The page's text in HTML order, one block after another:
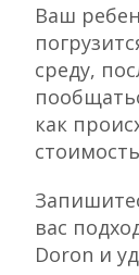
Ваш
среду,
как
вас
Doron и